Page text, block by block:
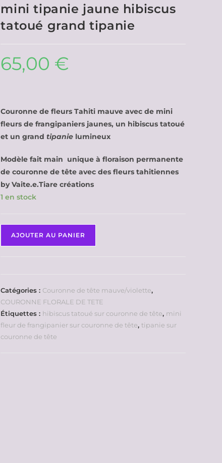
mini tipanie jaune hibiscus
tatoué grand tipanie
65,00 €
Couronne de fleurs Tahiti mauve avec de mini
fleurs de frangipaniers jaunes, un hibiscus tatoué
et un grandtipanie lumineux
Modèle fait main unique à floraison permanente
de couronne de tête avec des fleurs tahitiennes
by Vaite.e.Tiare créations
1 en stock
AJOUTER AU PANIER
Catégories : Couronne de tête mauve/violette,
COURONNE FLORALE DE TETE
Étiquettes : hibiscus tatoué sur couronne de tête, mini
fleur de frangipanier sur couronne de tête,tipanie sur
couronne de tête